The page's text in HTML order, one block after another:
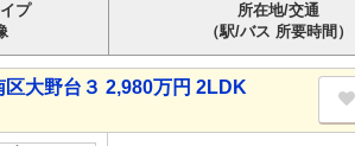
プ
所在地/交通
（駅/バス 所要時間）
大野台３ 2,980万円 2LDK